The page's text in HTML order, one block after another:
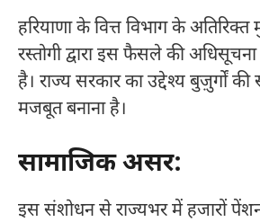
हरियाणा के वित्त विभाग के
रस्तोगी द्वारा इस फैसले की
है। राज्य सरकार का उद्देश्य बुज़ुर्गों की
मजबूत बनाना है।
सामाजिक असर:
इस संशोधन से राज्यभर में हजारों